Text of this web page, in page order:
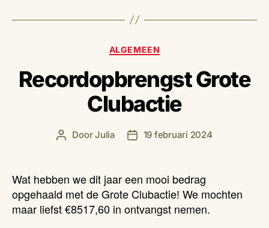
Categorieën
ALGEMEEN
Recordopbrengst Grote
Clubactie
Berichtauteur
DoorJulia Berichtdatum
19 februari 2024
Wat hebben we dit jaar een mooi bedrag
opgehaald met de Grote Clubactie! We mochten
maar liefst €8517,60 in ontvangst nemen.